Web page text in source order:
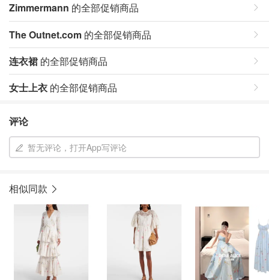
Zimmermann 的全部促销商品
The Outnet.com 的全部促销商品
连衣裙 的全部促销商品
女士上衣 的全部促销商品
评论
暂无评论，打开App写评论
相似同款